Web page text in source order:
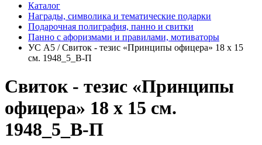
Каталог
Награды, символика и тематические подарки
Подарочная полиграфия, панно и свитки
Панно с афоризмами и правилами, мотиваторы
УС А5 / Свиток - тезис «Принципы офицера» 18 х 15
см. 1948_5_В-П
Свиток - тезис «Принципы
офицера» 18 х 15 см.
1948_5_В-П